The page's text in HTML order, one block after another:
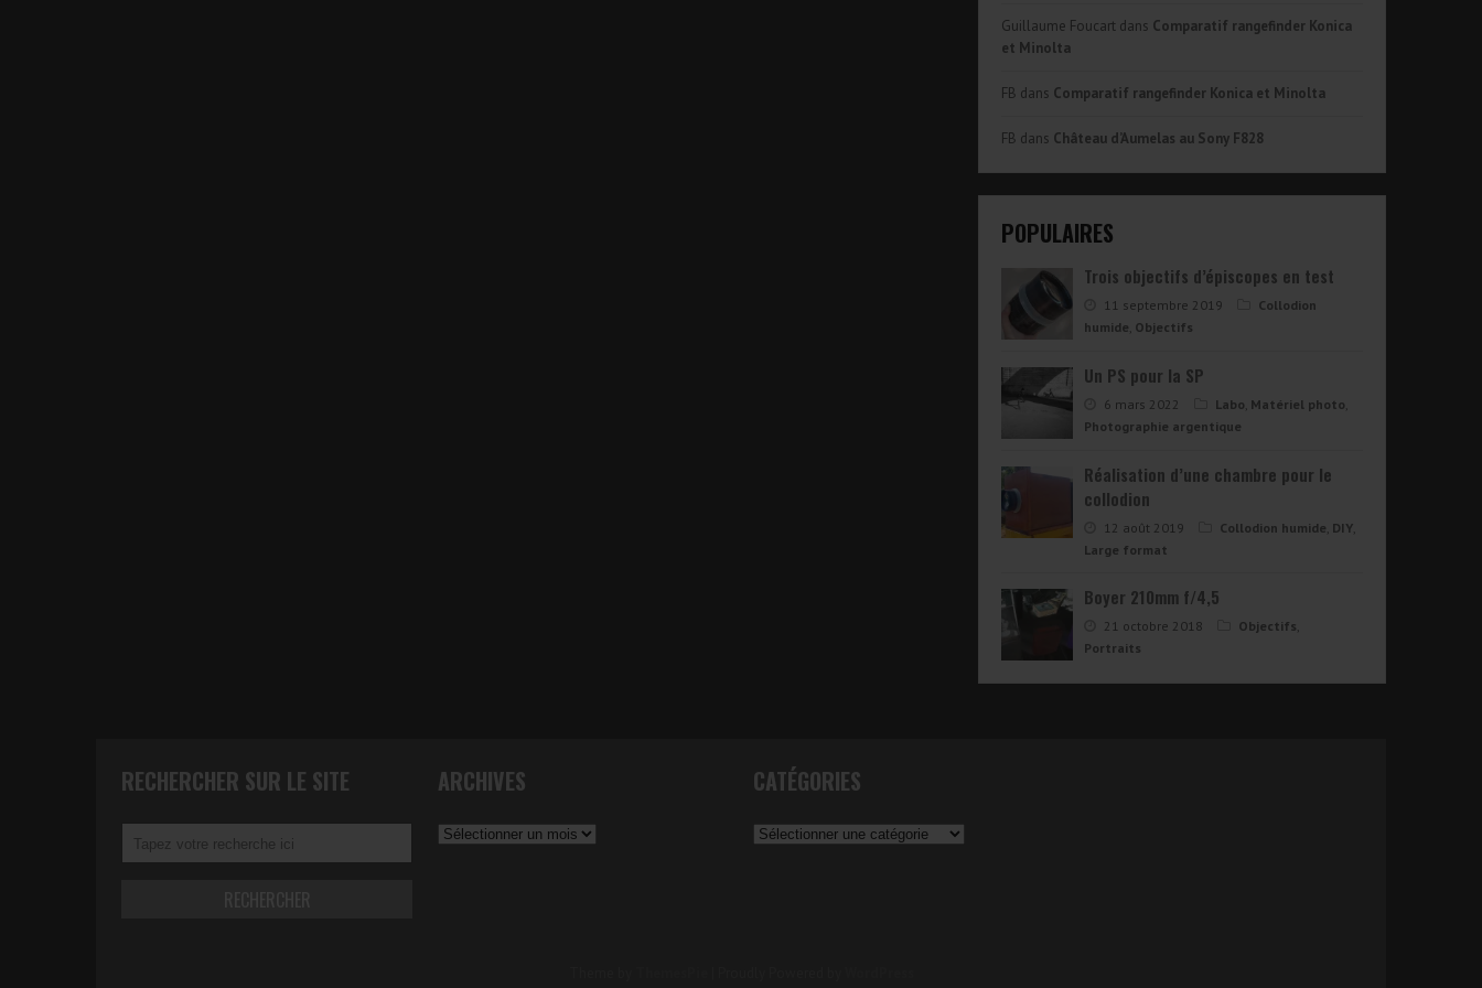
Guillaume Foucart dans Comparatif rangefinder Konica
et Minolta
FB dans Comparatif rangefinder Konica et Minolta
FB dans Château d’Aumelas au Sony F828
POPULAIRES
Trois objectifs d’épiscopes en test
11 septembre 2019
Collodion
humide Objectifs
Un PS pour la SP
6 mars 2022 Labo Matériel photo
Photographie argentique
Réalisation d’une chambre pour le
collodion
12 août 2019 Collodion humide DIY
Large format
Boyer 210mm f/4,5
21 octobre 2018 Objectifs
Portraits
RECHERCHER SUR LE SITE ARCHIVES
Archives
CATÉGORIES
Catégories